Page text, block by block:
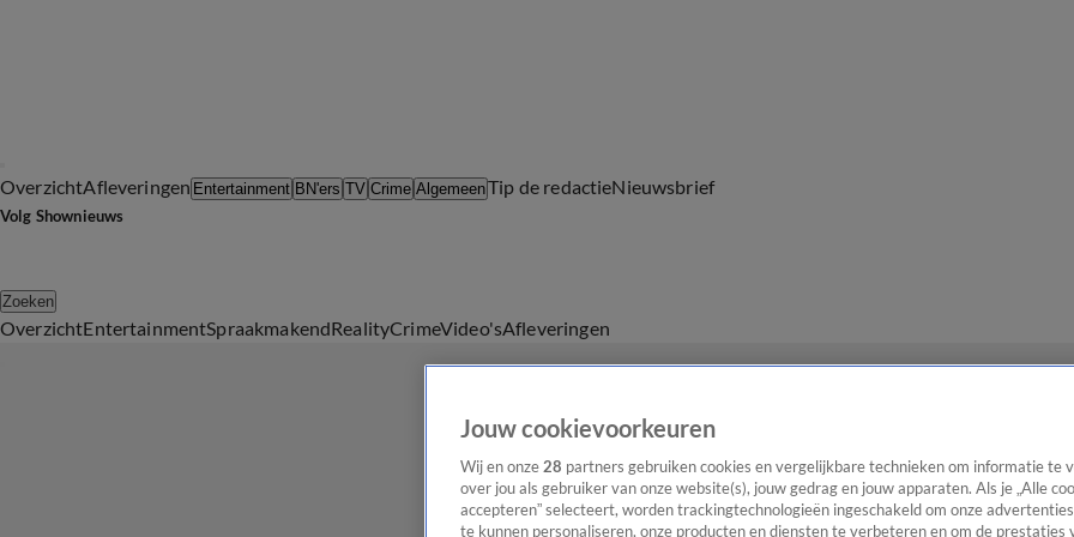
OverzichtAfleveringen Entertainment BN'ers TV Crime AlgemeenTip de redactieNieuwsbrief
Volg Shownieuws
Zoeken
OverzichtEntertainmentSpraakmakendRealityCrimeVideo'sAfleveringen
Jouw cookievoorkeuren
Wij en onze 28 partners gebruiken cookies en vergelijkbare technieken om informatie te
over jou als gebruiker van onze website(s), jouw gedrag en jouw apparaten. Als je „Alle
accepteren” selecteert, worden trackingtechnologieën ingeschakeld om onze
te kunnen personaliseren, onze producten en diensten te verbeteren en om de prestaties